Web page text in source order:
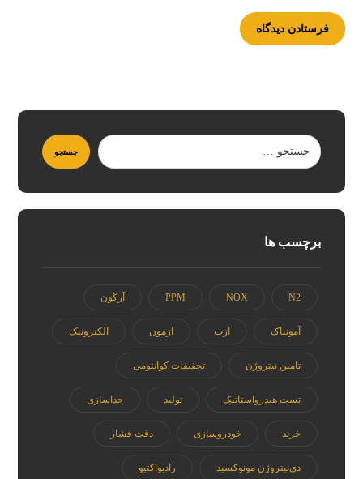
برچسب ها
N2
NOX
PPM آرگون
آمونیاک ازت ازمون الکترونیک
تامین نیتروژن تحقیقات کوانتومی
تست هیدرواستاتیک تولید جداسازی
خرید خودروسازی دقت فشار
دی‌نیتروژن مونوکسید رادیواکتیو